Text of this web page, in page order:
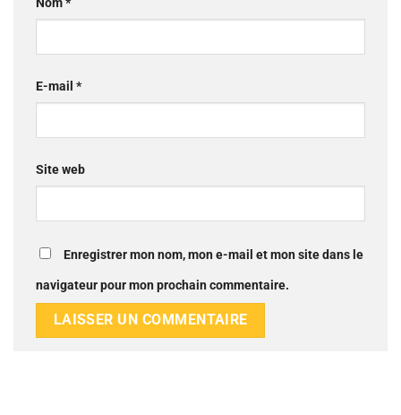
Nom*
E-mail *
Site web
Enregistrer mon nom, mon e-mail et mon site dans le
navigateur pour mon prochain commentaire.